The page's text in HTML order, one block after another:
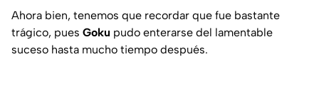
Ahora bien, tenemos que recordar que fue bastante
trágico, pues Goku pudo enterarse del lamentable
suceso hasta mucho tiempo después.